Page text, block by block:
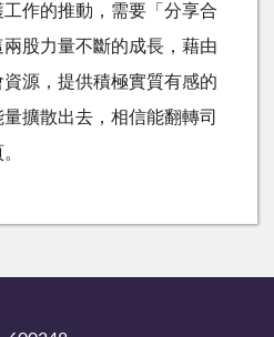
作的推動，需要「分享合
股力量不斷的成長，藉由
源，提供積極實質有感的
擴散出去，相信能翻轉司